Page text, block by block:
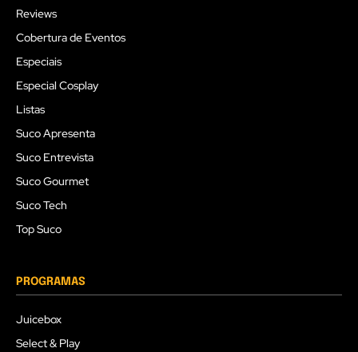
Reviews
Cobertura de Eventos
Especiais
Especial Cosplay
Listas
Suco Apresenta
Suco Entrevista
Suco Gourmet
Suco Tech
Top Suco
PROGRAMAS
Juicebox
Select & Play